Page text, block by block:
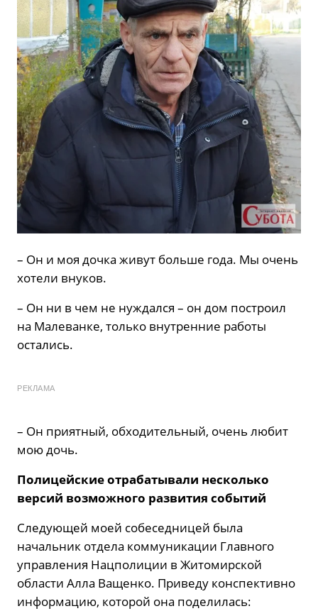
– Он и моя дочка живут больше года. Мы очень
хотели внуков.
– Он ни в чем не нуждался – он дом построил
на Малеванке, только внутренние работы
остались.
РЕКЛАМА
– Он приятный, обходительный, очень любит
мою дочь.
Полицейские отрабатывали несколько
версий возможного развития событий
Следующей моей собеседницей была
начальник отдела коммуникации Главного
управления Нацполиции в Житомирской
области Алла Ващенко. Приведу конспективно
информацию, которой она поделилась: